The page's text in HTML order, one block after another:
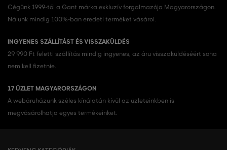
Cégünk 1999-től a Gant márka exkluzív forgalmazója Magyarországon.
Nálunk mindig 100%-ban eredeti terméket vásárol.
INGYENES SZÁLLÍTÁST ÉS VISSZAKÜLDÉS
29 990 Ft feletti szállítás mindig ingyenes, az áru visszaküldéséért soha
nem kell fizetnie.
17 ÜZLET MAGYARORSZÁGON
A webáruházunk széles kínálatán kívül az üzleteinkben is
megvásárolhatja egyes termékeinket.